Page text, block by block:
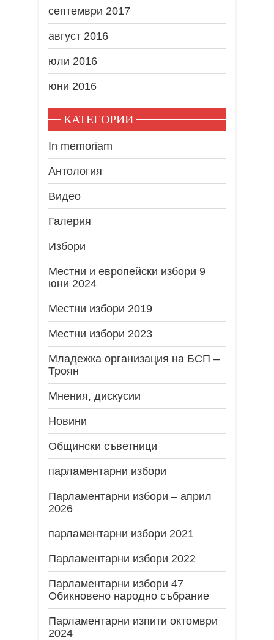
септември 2017
август 2016
юли 2016
юни 2016
КАТЕГОРИИ
In memoriam
Антология
Видео
Галерия
Избори
Местни и европейски избори 9
юни 2024
Местни избори 2019
Местни избори 2023
Младежка организация на БСП –
Троян
Мнения, дискусии
Новини
Общински съветници
парламентарни избори
Парламентарни избори – април
2026
парламентарни избори 2021
Парламентарни избори 2022
Парламентарни избори 47
Обикновено народно събрание
Парламентарни изпити октомври
2024